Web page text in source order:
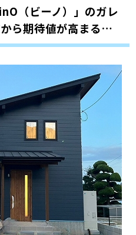
（ビーノ）」のガレ
ら期待値が高まる…